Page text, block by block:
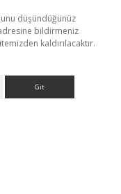
düşündüğünüz
bildirmeniz
kaldırılacaktır.